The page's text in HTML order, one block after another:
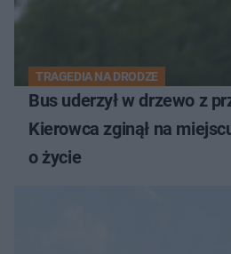
TRAGEDIA NA DRODZE
Bus uderzył w drzewo z
Kierowca zginął na
o życie